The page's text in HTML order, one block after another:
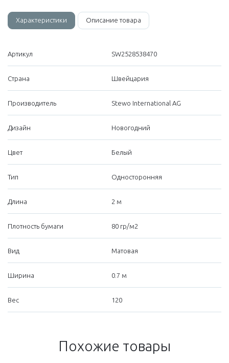
Характеристики Описание товара
Артикул SW2528538470
Страна Швейцария
Производитель Stewo International AG
Дизайн Новогодний
Цвет Белый
Тип Односторонняя
Длина 2 м
Плотность бумаги 80 гр/м2
Вид Матовая
Ширина 0.7 м
Вес 120
Похожие товары